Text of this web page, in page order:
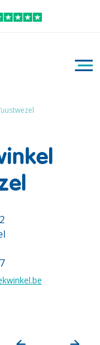
TAAL IS
mail naar